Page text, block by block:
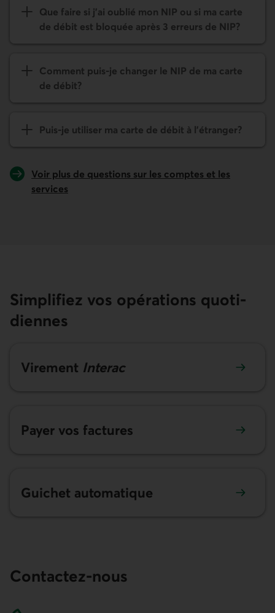
Que faire si j’ai oublié mon NIP ou si ma carte
de débit est bloquée après 3 erreurs de NIP?
Comment puis-je changer le NIP de ma carte
de débit?
Puis-je utiliser ma carte de débit à l'étranger?
Voir plus de questions sur les comptes et les
services
Simplifiez vos opérations quoti­
diennes
Virement Interac
Payer vos factures
Guichet automatique
Contactez-nous